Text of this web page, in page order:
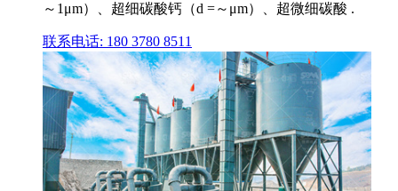
～1μm）、超细碳酸钙（d =～μm）、超微细碳酸 .
联系电话: 180 3780 8511